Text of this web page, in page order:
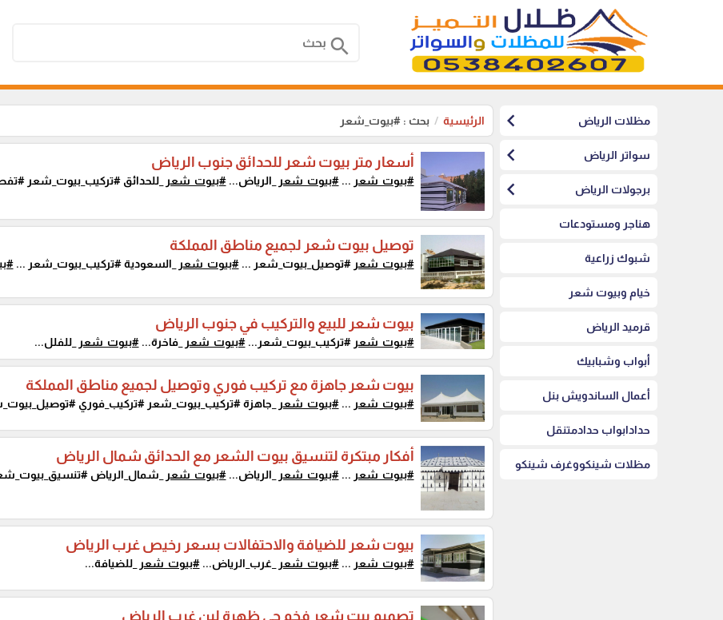
search
مظلات الرياض chevron_left
سواتر الرياض chevron_left
برجولات الرياض chevron_left
هناجر ومستودعات
شبوك زراعية
خيام وبيوت شعر
قرميد الرياض
أبواب وشبابيك
أعمال الساندويش بنل
حدادابواب حدادمتنقل
مظلات شينكووغرف شينكو
الرئيسية بحث : #بيوت_شعر
أسعار متر بيوت شعر للحدائق جنوب الرياض
#بيوت_شعر ...#بيوت_شعر _الرياض...#بيوت_شعر _للحدائق #تركيب_بيوت_شعر
توصيل بيوت شعر لجميع مناطق المملكة
#بيوت_شعر #توصيل_بيوت_شعر ...#بيوت_شعر _السعودية #تركيب_بيوت_شعر ...
بيوت شعر للبيع والتركيب في جنوب الرياض
#بيوت_شعر #تركيب_بيوت_شعر...#بيوت_شعر _فاخرة...#بيوت_شعر _للفلل...
بيوت شعر جاهزة مع تركيب فوري وتوصيل لجميع مناطق المملكة
#بيوت_شعر ...#بيوت_شعر _جاهزة #تركيب_بيوت_شعر #تركيب_فوري
أفكار مبتكرة لتنسيق بيوت الشعر مع الحدائق شمال الرياض
#بيوت_شعر ...#بيوت_شعر _الرياض...#بيوت_شعر _شمال_الرياض
بيوت شعر للضيافة والاحتفالات بسعر رخيص غرب الرياض
#بيوت_شعر ...#بيوت_شعر _غرب_الرياض...#بيوت_شعر _للضيافة...
تصميم بيت شعر فخم حي ظهرة لبن غرب الرياض